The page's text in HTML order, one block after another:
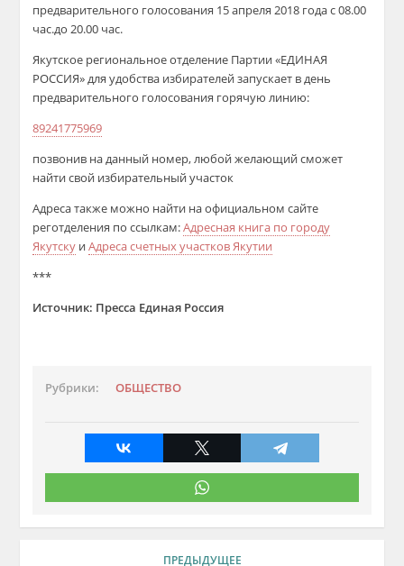
предварительного голосования 15 апреля 2018 года с 08.00
час.до 20.00 час.
Якутское региональное отделение Партии «ЕДИНАЯ
РОССИЯ» для удобства избирателей запускает в день
предварительного голосования горячую линию:
89241775969
позвонив на данный номер, любой желающий сможет
найти свой избирательный участок
Адреса также можно найти на официальном сайте
реготделения по ссылкам:Адресная книга по городу
Якутску иАдреса счетных участков Якутии
***
Источник: Пресса Единая Россия
Рубрики: ОБЩЕСТВО
ПРЕДЫДУЩЕЕ